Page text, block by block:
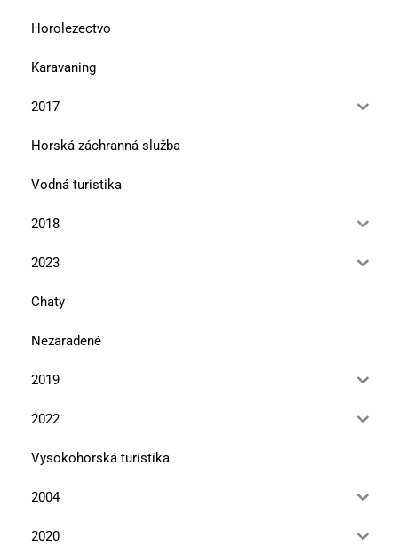
Horolezectvo
Karavaning
2017
Horská záchranná služba
Vodná turistika
2018
2023
Chaty
Nezaradené
2019
2022
Vysokohorská turistika
2004
2020